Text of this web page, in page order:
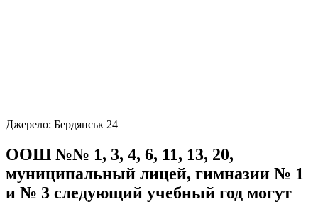
Джерело: Бердянськ 24
ООШ №№ 1, 3, 4, 6, 11, 13, 20,
муниципальный лицей, гимназии № 1
и № 3 следующий учебный год могут